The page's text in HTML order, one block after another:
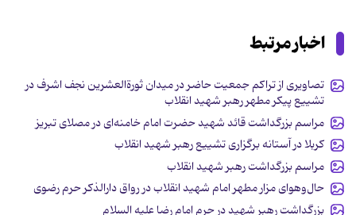
اخبار مرتبط
تصاویری از تراکم جمعیت حاضر در میدان ثورةالعشرین نجف اشرف در
تشییع پیکر مطهر رهبر شهید انقلاب
مراسم بزرگداشت قائد شهید حضرت امام خامنه‌ای در مصلای تبریز
کربلا در آستانه برگزاری تشییع رهبر شهید انقلاب
مراسم بزرگداشت رهبر شهید انقلاب
حال‌وهوای مزار مطهر امام شهید انقلاب در رواق دارالذکر حرم رضوی
بزرگداشت رهبر شهید در حرم امام رضا علیه السلام